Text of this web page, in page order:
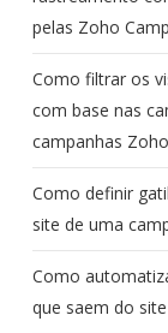
pelas Zoho
Como filtrar os
com base nas
campanhas
Como definir
site de uma
Como
que saem do